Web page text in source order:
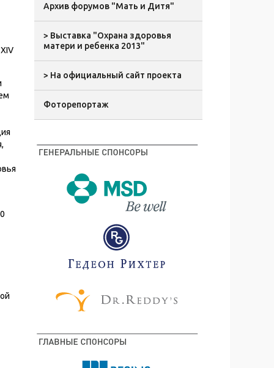
Архив форумов "Мать и Дитя"
> Выставка "Охрана здоровья
матери и ребенка 2013"
> На официальный сайт проекта
Фоторепортаж